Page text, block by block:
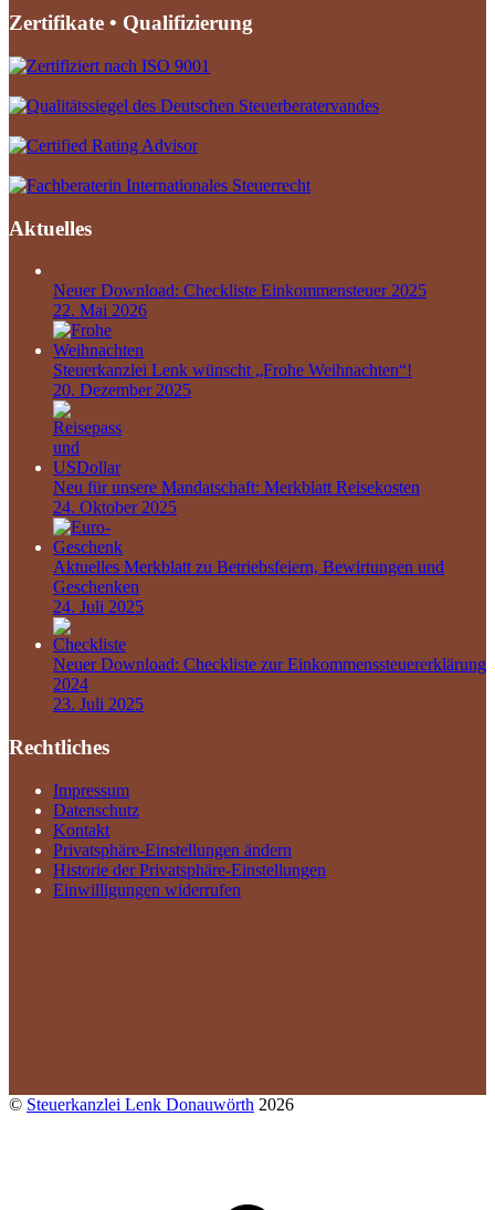
Zertifikate • Qualifizierung
Aktuelles
Neuer Download: Checkliste Einkommensteuer 2025
22. Mai 2026
Steuerkanzlei Lenk wünscht „Frohe Weihnachten“!
20. Dezember 2025
Neu für unsere Mandatschaft: Merkblatt Reisekosten
24. Oktober 2025
Aktuelles Merkblatt zu Betriebsfeiern, Bewirtungen und
Geschenken
24. Juli 2025
Neuer Download: Checkliste zur Einkommenssteuererklärung
2024
23. Juli 2025
Rechtliches
Impressum
Datenschutz
Kontakt
Privatsphäre-Einstellungen ändern
Historie der Privatsphäre-Einstellungen
Einwilligungen widerrufen
© Steuerkanzlei Lenk Donauwörth 2026